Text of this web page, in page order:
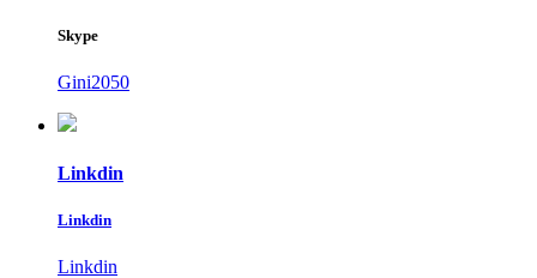
Skype
Gini2050
Linkdin
Linkdin
Linkdin